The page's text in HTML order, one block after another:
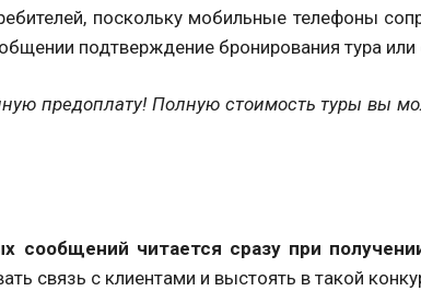
поскольку мобильные телефоны
подтверждение бронирования тура или
предоплату! Полную стоимость туры вы
сообщений читается сразу при
связь с клиентами и выстоять в такой